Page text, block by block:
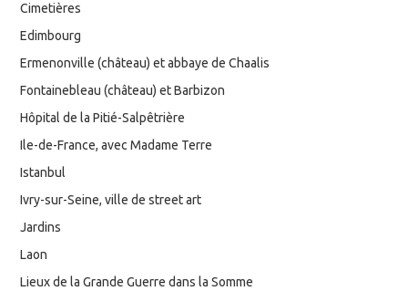
Cimetières
Edimbourg
Ermenonville (château) et abbaye de Chaalis
Fontainebleau (château) et Barbizon
Hôpital de la Pitié-Salpêtrière
Ile-de-France, avec Madame Terre
Istanbul
Ivry-sur-Seine, ville de street art
Jardins
Laon
Lieux de la Grande Guerre dans la Somme